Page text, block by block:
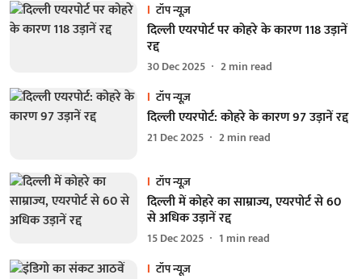
टॉप न्यूज़
दिल्ली एयरपोर्ट पर कोहरे के कारण 118 उड़ानें
रद्द
30 Dec 2025 2min read
टॉप न्यूज़
दिल्ली एयरपोर्ट: कोहरे के कारण 97 उड़ानें रद्द
21 Dec 2025 2min read
टॉप न्यूज़
दिल्ली में कोहरे का साम्राज्य, एयरपोर्ट से 60
से अधिक उड़ानें रद्द
15 Dec 2025 1 min read
टॉप न्यूज़